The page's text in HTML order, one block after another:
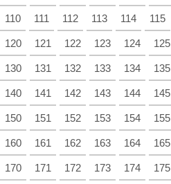
110 111 112 113 114 115
120 121 122 123 124 125
130 131 132 133 134 135
140 141 142 143 144 145
150 151 152 153 154 155
160 161 162 163 164 165
170 171 172 173 174 175